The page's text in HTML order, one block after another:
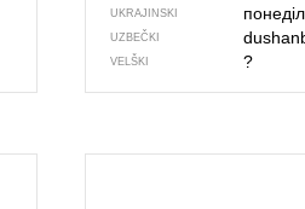
UKRAJINSKI
UZBEČKI
VELŠKI ?